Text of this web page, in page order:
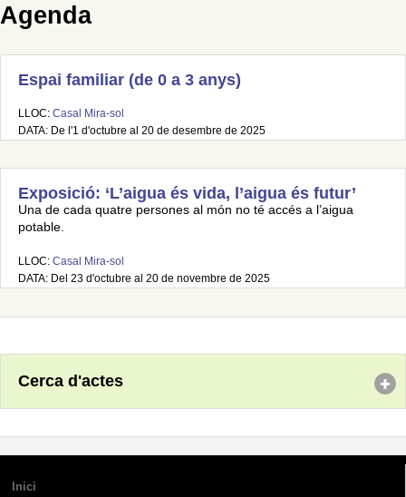
Agenda
Espai familiar (de 0 a 3 anys)
LLOC: Casal Mira-sol
DATA: De l'1 d'octubre al 20 de desembre de 2025
Exposició: ‘L’aigua és vida, l’aigua és futur’
Una de cada quatre persones al món no té accés a l’aigua
potable.
LLOC: Casal Mira-sol
DATA: Del 23 d'octubre al 20 de novembre de 2025
Cerca d'actes
Inici